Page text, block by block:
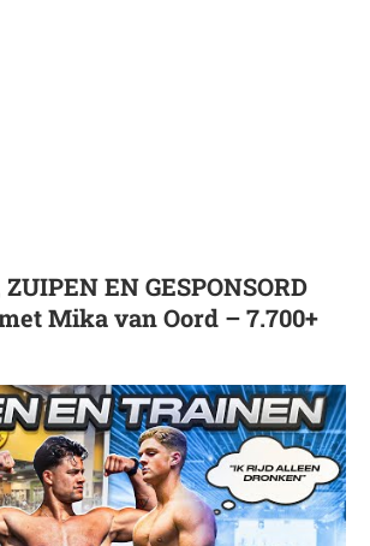
EN GESPONSORD
Mika van Oord – 7.700+